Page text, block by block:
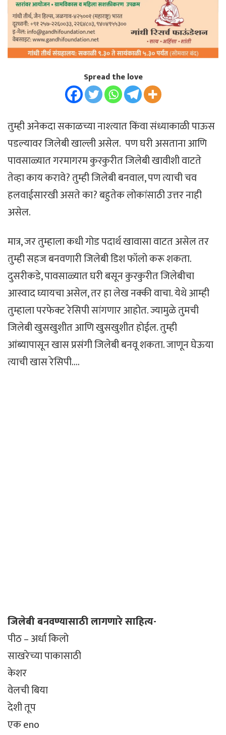
Spread the love
तुम्ही अनेकदा सकाळच्या नाश्त्यात किंवा संध्याकाळी पाऊस
पडल्यावर जिलेबी खाल्ली असेल. पण घरी असताना आणि
पावसाळ्यात गरमागरम कुरकुरीत जिलेबी खावीशी वाटते
तेव्हा काय करावे? तुम्ही जिलेबी बनवाल, पण त्याची चव
हलवाईसारखी असते का? बहुतेक लोकांसाठी उत्तर नाही
असेल.
मात्र, जर तुम्हाला कधी गोड पदार्थ खावासा वाटत असेल तर
तुम्ही सहज बनवणारी जिलेबी डिश फॉलो करू शकता.
दुसरीकडे, पावसाळ्यात घरी बसून कुरकुरीत जिलेबीचा
आस्वाद घ्यायचा असेल, तर हा लेख नक्की वाचा. येथे आम्ही
तुम्हाला परफेक्ट रेसिपी सांगणार आहोत. ज्यामुळे तुमची
जिलेबी खुसखुशीत आणि खुसखुशीत होईल. तुम्ही
आंब्यापासून खास प्रसंगी जिलेबी बनवू शकता. जाणून घेऊया
त्याची खास रेसिपी….
जिलेबी बनवण्यासाठी लागणारे साहित्य-
पीठ – अर्धा किलो
साखरेच्या पाकासाठी
केशर
वेलची बिया
देशी तूप
एक eno